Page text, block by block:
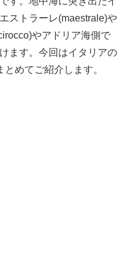
ストラーレ(maestrale)や
やアドリア海側で
ます。今回はイタリアの
めてご紹介します。